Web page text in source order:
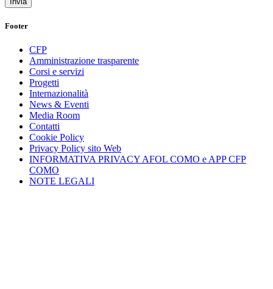
Footer
CFP
Amministrazione trasparente
Corsi e servizi
Progetti
Internazionalità
News & Eventi
Media Room
Contatti
Cookie Policy
Privacy Policy sito Web
INFORMATIVA PRIVACY AFOL COMO e APP CFP
COMO
NOTE LEGALI